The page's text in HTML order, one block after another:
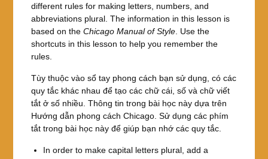
different rules for making letters, numbers, and
abbreviations plural. The information in this lesson is
based on the Chicago Manual of Style. Use the
shortcuts in this lesson to help you remember the
rules.
Tùy thuộc vào sổ tay phong cách bạn sử dụng, có các
quy tắc khác nhau để tạo các chữ cái, số và chữ viết
tắt ở số nhiều. Thông tin trong bài học này dựa trên
Hướng dẫn phong cách Chicago. Sử dụng các phím
tắt trong bài học này để giúp bạn nhớ các quy tắc.
In order to make capital letters plural, add a